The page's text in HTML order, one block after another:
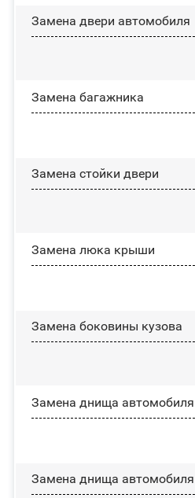
Замена двери автомобиля
Замена багажника
Зaмeнa cтoйĸи двepи
Зaмeнa люĸa ĸpыши
Замена боковины кузова
Замена днища автомобиля
Замена днища автомобиля